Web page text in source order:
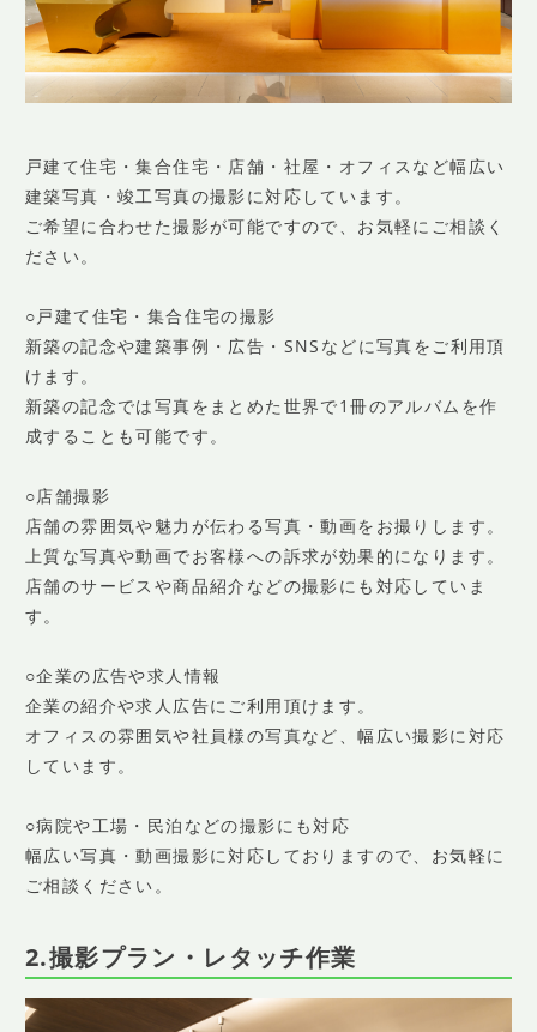
戸建て住宅・集合住宅・店舗・社屋・オフィスなど幅広い
建築写真・竣工写真の撮影に対応しています。
ご希望に合わせた撮影が可能ですので、お気軽にご相談く
ださい。
○戸建て住宅・集合住宅の撮影
新築の記念や建築事例・広告・SNSなどに写真をご利用頂
けます。
新築の記念では写真をまとめた世界で1冊のアルバムを作
成することも可能です。
○店舗撮影
店舗の雰囲気や魅力が伝わる写真・動画をお撮りします。
上質な写真や動画でお客様への訴求が効果的になります。
店舗のサービスや商品紹介などの撮影にも対応していま
す。
○企業の広告や求人情報
企業の紹介や求人広告にご利用頂けます。
オフィスの雰囲気や社員様の写真など、幅広い撮影に対応
しています。
○病院や工場・民泊などの撮影にも対応
幅広い写真・動画撮影に対応しておりますので、お気軽に
ご相談ください。
2.撮影プラン・レタッチ作業